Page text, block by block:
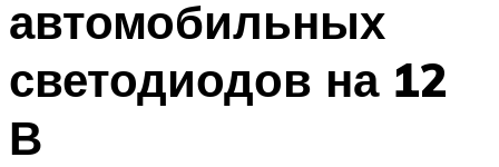
автомобильных
светодиодов на 12
В